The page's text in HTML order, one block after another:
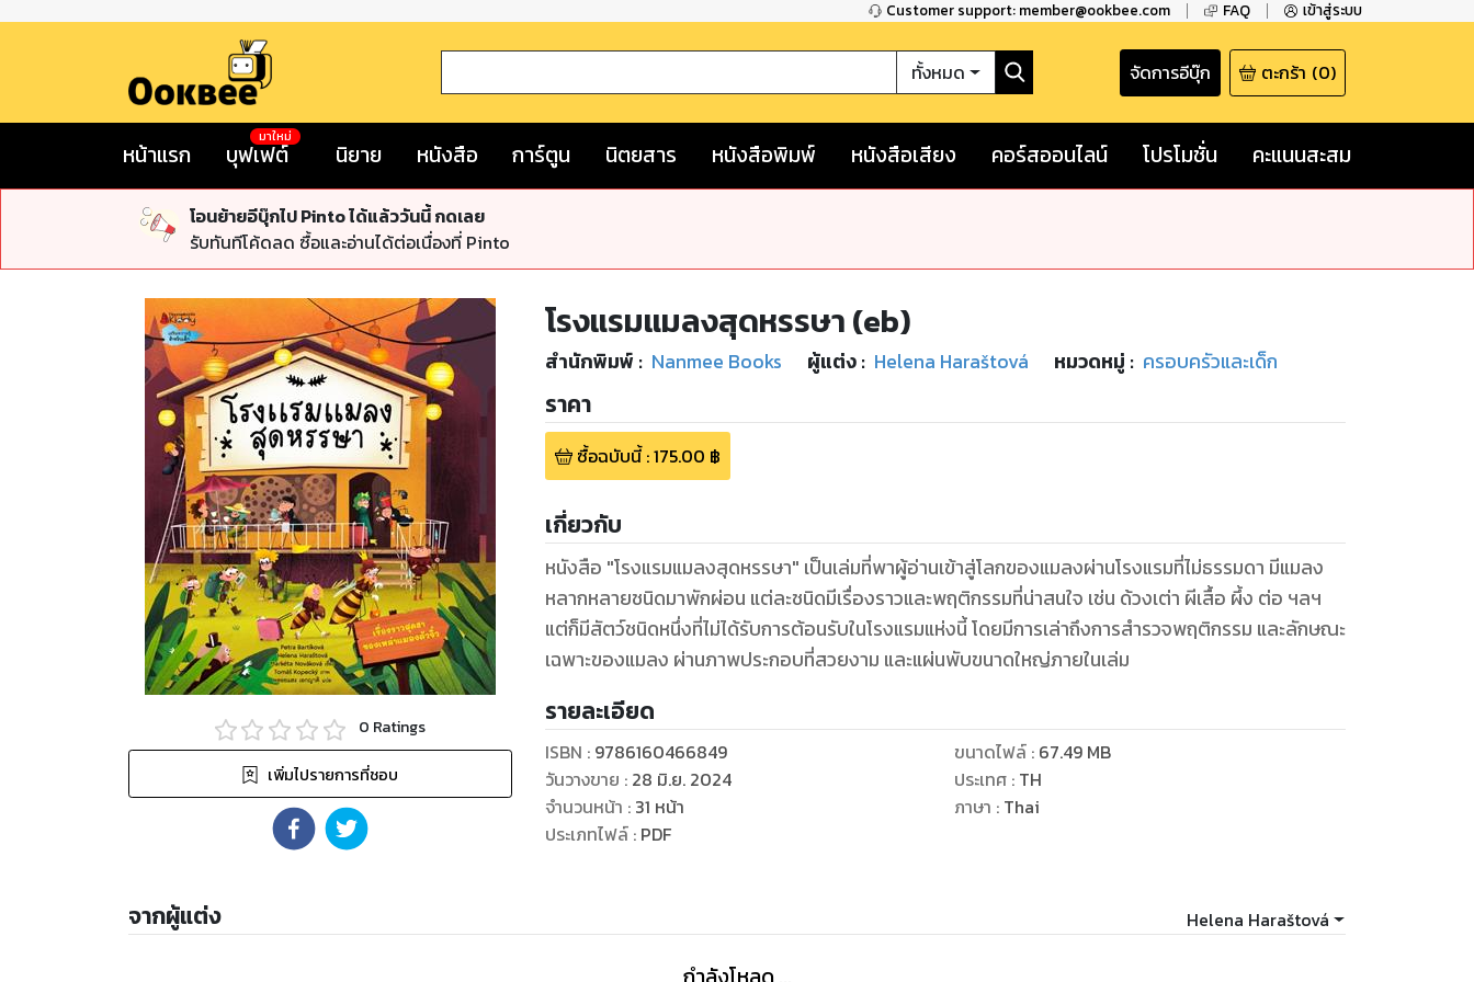
Customer support: member@ookbee.com FAQ เข้าสู่ระบบ
ทั้งหมด จัดการอีบุ๊ก ตะกร้า (0)
หน้าแรก บุฟเฟต์
มาใหม่
นิยาย หนังสือ การ์ตูน นิตยสาร หนังสือพิมพ์ หนังสือเสียง คอร์สออนไลน์ โปรโมชั่น คะแนนสะสม
โอนย้ายอีบุ๊กไป Pinto ได้แล้ววันนี้ กดเลย
รับทันทีโค้ดลด ซื้อและอ่านได้ต่อเนื่องที่ Pinto
0 Ratings
เพิ่มไปรายการที่ชอบ
โรงแรมแมลงสุดหรรษา (eb)
สำนักพิมพ์ : Nanmee Books ผู้แต่ง : Helena Haraštová หมวดหมู่ : ครอบครัวและเด็ก
ราคา
ซื้อฉบับนี้:175.00 ฿
เกี่ยวกับ
หนังสือ "โรงแรมแมลงสุดหรรษา" เป็นเล่มที่พาผู้อ่านเข้าสู่โลกของแมลงผ่านโรงแรมที่ไม่ธรรมดา มีแมลง
หลากหลายชนิดมาพักผ่อน แต่ละชนิดมีเรื่องราวและพฤติกรรมที่น่าสนใจ เช่น ด้วงเต่า ผีเสื้อ ผึ้ง ต่อ ฯลฯ
แต่ก็มีสัตว์ชนิดหนึ่งที่ไม่ได้รับการต้อนรับในโรงแรมแห่งนี้ โดยมีการเล่าถึงการสำรวจพฤติกรรม และลักษณะ
เฉพาะของแมลง ผ่านภาพประกอบที่สวยงาม และแผ่นพับขนาดใหญ่ภายในเล่ม
รายละเอียด
ISBN : 9786160466849
วันวางขาย : 28 มิ.ย. 2024
จำนวนหน้า : 31 หน้า
ประเภทไฟล์: PDF
ขนาดไฟล์: 67.49 MB
ประเทศ : TH
ภาษา : Thai
จากผู้แต่ง Helena Haraštová